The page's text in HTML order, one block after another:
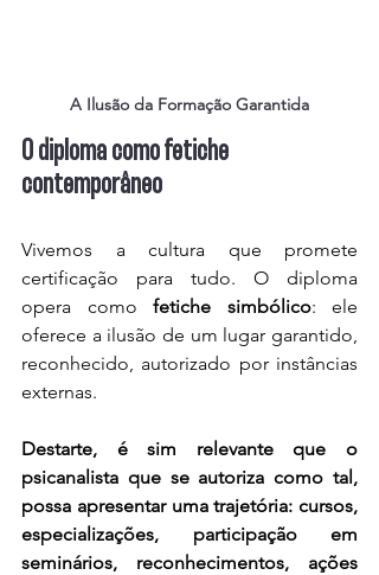
A Ilusão da Formação Garantida
O diploma como fetiche
contemporâneo
Vivemos a cultura que promete
certificação para tudo. O diploma
opera como fetiche simbólico: ele
oferece a ilusão de um lugar garantido,
reconhecido, autorizado por instâncias
externas.
Destarte, é sim relevante que o
psicanalista que se autoriza como tal,
possa apresentar uma trajetória: cursos,
especializações, participação em
seminários, reconhecimentos, ações